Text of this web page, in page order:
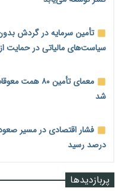
تأمین سرمایه در گردش
سیاست‌های مالیاتی در حمایت از
معمای تأمین
شد
درصد رسید
رشد ۷۵ هزار میلیاردی پربازدیدها